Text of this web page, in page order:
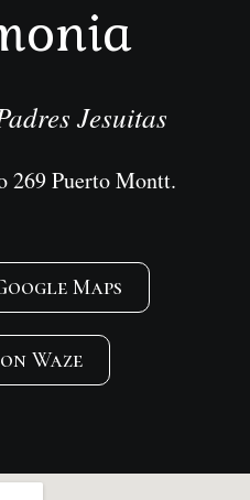
Jesuitas
269 Puerto Montt.
Maps
Waze